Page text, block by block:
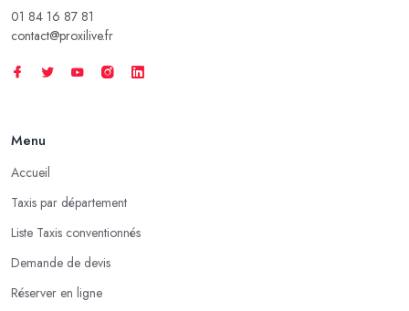
01 84 16 87 81
contact@proxilive.fr
Menu
Accueil
Taxis par département
Liste Taxis conventionnés
Demande de devis
Réserver en ligne